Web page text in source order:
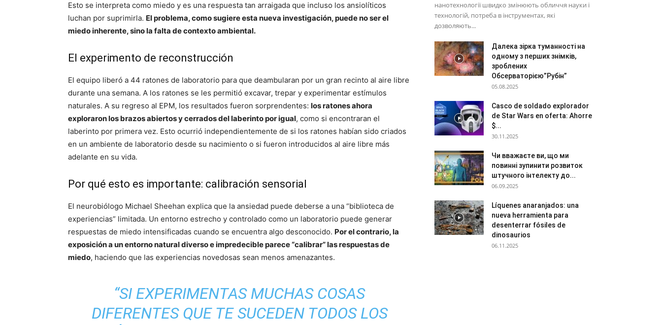
Esto se interpreta como miedo y es una respuesta tan arraigada que incluso los ansiolíticos
luchan por suprimirla. El problema, como sugiere esta nueva investigación, puede no ser el
miedo inherente, sino la falta de contexto ambiental.
El experimento de reconstrucción
El equipo liberó a 44 ratones de laboratorio para que deambularan por un gran recinto al aire libre
durante una semana. A los ratones se les permitió excavar, trepar y experimentar estímulos
naturales. A su regreso al EPM, los resultados fueron sorprendentes: los ratones ahora
exploraron los brazos abiertos y cerrados del laberinto por igual, como si encontraran el
laberinto por primera vez. Esto ocurrió independientemente de si los ratones habían sido criados
en un ambiente de laboratorio desde su nacimiento o si fueron introducidos al aire libre más
adelante en su vida.
Por qué esto es importante: calibración sensorial
El neurobiólogo Michael Sheehan explica que la ansiedad puede deberse a una “biblioteca de
experiencias” limitada. Un entorno estrecho y controlado como un laboratorio puede generar
respuestas de miedo intensificadas cuando se encuentra algo desconocido. Por el contrario, la
exposición a un entorno natural diverso e impredecible parece “calibrar” las respuestas de
miedo, haciendo que las experiencias novedosas sean menos amenazantes.
“SI EXPERIMENTAS MUCHAS COSAS
DIFERENTES QUE TE SUCEDEN TODOS LOS
нанотехнології швидко змінюють обличчя науки і
технологій, потреба в інструментах, які
дозволяють...
Далека зірка туманності на
одному з перших знімків,
зроблених
Обсерваторією”Рубін”
05.08.2025
Casco de soldado explorador
de Star Wars en oferta: Ahorre
$...
30.11.2025
Чи вважаєте ви, що ми
повинні зупинити розвиток
штучного інтелекту до...
06.09.2025
Líquenes anaranjados: una
nueva herramienta para
desenterrar fósiles de
dinosaurios
06.11.2025